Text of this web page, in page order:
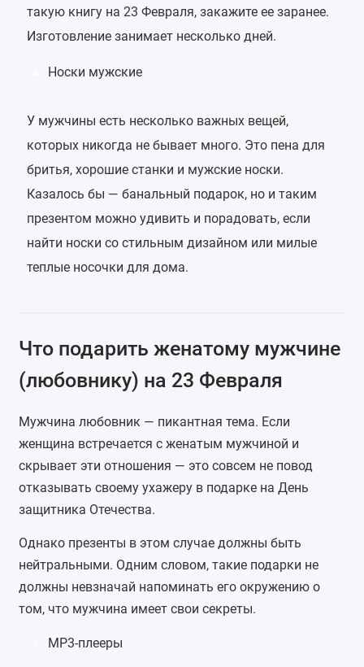
такую книгу на 23 Февраля, закажите ее заранее.
Изготовление занимает несколько дней.
Носки мужские
У мужчины есть несколько важных вещей,
которых никогда не бывает много. Это пена для
бритья, хорошие станки и мужские носки.
Казалось бы — банальный подарок, но и таким
презентом можно удивить и порадовать, если
найти носки со стильным дизайном или милые
теплые носочки для дома.
Что подарить женатому мужчине
(любовнику) на 23 Февраля
Мужчина любовник — пикантная тема. Если
женщина встречается с женатым мужчиной и
скрывает эти отношения — это совсем не повод
отказывать своему ухажеру в подарке на День
защитника Отечества.
Однако презенты в этом случае должны быть
нейтральными. Одним словом, такие подарки не
должны невзначай напоминать его окружению о
том, что мужчина имеет свои секреты.
MP3-плееры